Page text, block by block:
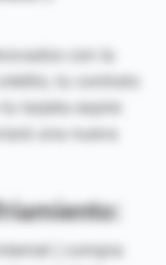
con la
tu contrato
tarjeta expire
una nueva
( compra